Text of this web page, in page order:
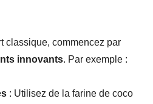
classique, commencez par
innovants. Par exemple :
: Utilisez de la farine de coco